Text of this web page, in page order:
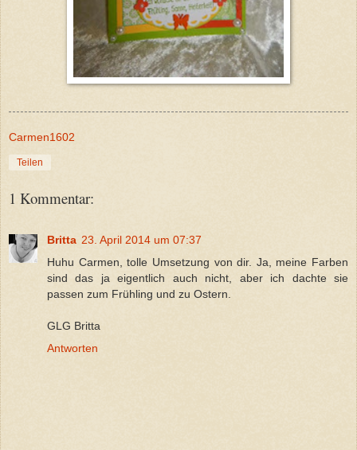
Carmen1602
Teilen
1 Kommentar:
Britta 23. April 2014 um 07:37
Huhu Carmen, tolle Umsetzung von dir. Ja, meine Farben
sind das ja eigentlich auch nicht, aber ich dachte sie
passen zum Frühling und zu Ostern.
GLG Britta
Antworten